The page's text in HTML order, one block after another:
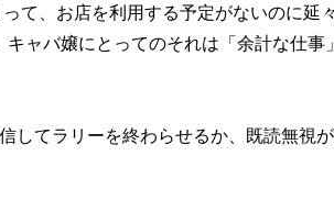
て、お店を利用する予定がないのに延
ャバ嬢にとってのそれは「余計な仕事
してラリーを終わらせるか、既読無視